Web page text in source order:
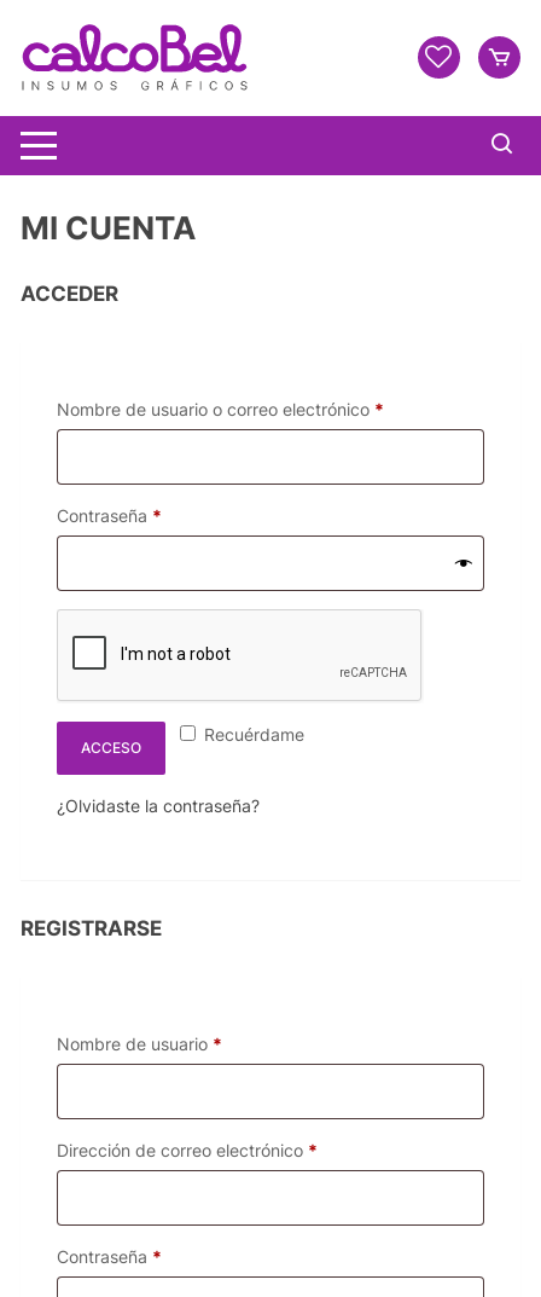
MI CUENTA
ACCEDER
Nombre de usuario o correo electrónico *
Contraseña *
Recuérdame
ACCESO
¿Olvidaste la contraseña?
REGISTRARSE
Nombre de usuario *
Dirección de correo electrónico *
Contraseña *